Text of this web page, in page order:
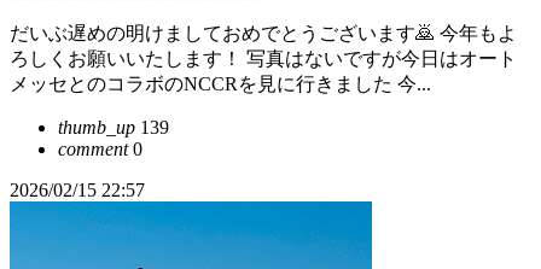
だいぶ遅めの明けましておめでとうございます🙇 今年もよ
ろしくお願いいたします！ 写真はないですが今日はオート
メッセとのコラボのNCCRを見に行きました 今...
thumb_up 139
comment0
2026/02/15 22:57